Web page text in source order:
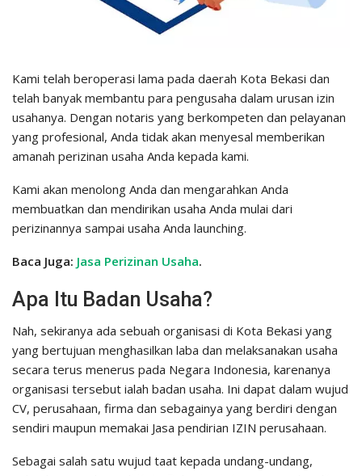
Kami telah beroperasi lama pada daerah Kota Bekasi dan
telah banyak membantu para pengusaha dalam urusan izin
usahanya. Dengan notaris yang berkompeten dan pelayanan
yang profesional, Anda tidak akan menyesal memberikan
amanah perizinan usaha Anda kepada kami.
Kami akan menolong Anda dan mengarahkan Anda
membuatkan dan mendirikan usaha Anda mulai dari
perizinannya sampai usaha Anda launching.
Baca Juga: Jasa Perizinan Usaha.
Apa Itu Badan Usaha?
Nah, sekiranya ada sebuah organisasi di Kota Bekasi yang
yang bertujuan menghasilkan laba dan melaksanakan usaha
secara terus menerus pada Negara Indonesia, karenanya
organisasi tersebut ialah badan usaha. Ini dapat dalam wujud
CV, perusahaan, firma dan sebagainya yang berdiri dengan
sendiri maupun memakai Jasa pendirian IZIN perusahaan.
Sebagai salah satu wujud taat kepada undang-undang,